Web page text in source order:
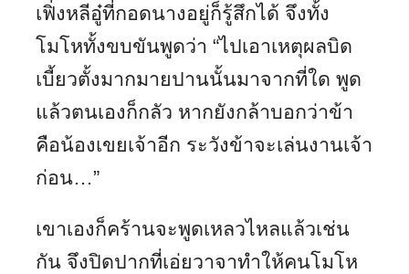
เฟิ่งหลีอู๋ที่กอดนางอยู่ก็รู้สึกได้ จึงทั้ง
โมโหทั้งขบขันพูดว่า “ไปเอาเหตุผลบิด
เบี้ยวตั้งมากมายปานนั้นมาจากที่ใด พูด
แล้วตนเองก็กลัว หากยังกล้าบอกว่าข้า
คือน้องเขยเจ้าอีก ระวังข้าจะเล่นงานเจ้า
ก่อน…”
เขาเองก็คร้านจะพูดเหลวไหลแล้วเช่น
กัน จึงปิดปากที่เอ่ยวาจาทำให้คนโมโห